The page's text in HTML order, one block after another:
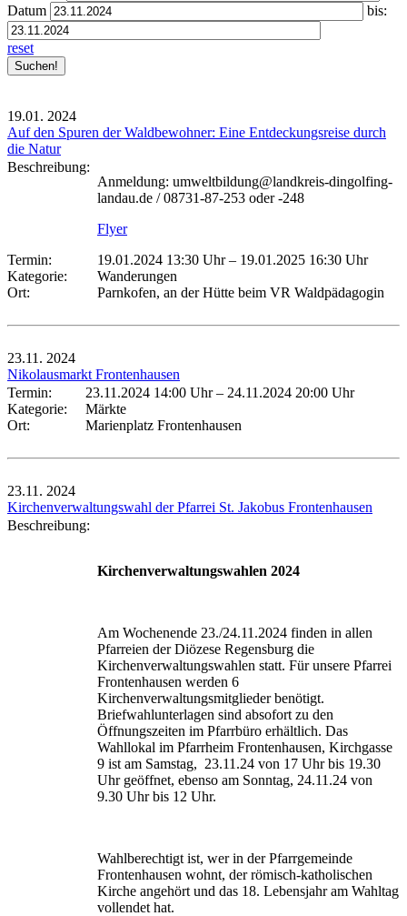
Datum
bis:
reset
19.01. 2024
Auf den Spuren der Waldbewohner: Eine Entdeckungsreise durch
die Natur
Beschreibung:
Anmeldung: umweltbildung@landkreis-dingolfing-
landau.de / 08731-87-253 oder -248
Flyer
Termin:
19.01.2024 13:30 Uhr– 19.01.2025 16:30 Uhr
Kategorie:
Wanderungen
Ort:
Parnkofen, an der Hütte beim VR Waldpädagogin
23.11. 2024
Nikolausmarkt Frontenhausen
Termin:
23.11.2024 14:00 Uhr– 24.11.2024 20:00 Uhr
Kategorie:
Märkte
Ort:
Marienplatz Frontenhausen
23.11. 2024
Kirchenverwaltungswahl der Pfarrei St. Jakobus Frontenhausen
Beschreibung:
Kirchenverwaltungswahlen 2024
Am Wochenende 23./24.11.2024 finden in allen
Pfarreien der Diözese Regensburg die
Kirchenverwaltungswahlen statt. Für unsere Pfarrei
Frontenhausen werden 6
Kirchenverwaltungsmitglieder benötigt.
Briefwahlunterlagen sind absofort zu den
Öffnungszeiten im Pfarrbüro erhältlich. Das
Wahllokal im Pfarrheim Frontenhausen, Kirchgasse
9 ist am Samstag, 23.11.24 von 17 Uhr bis 19.30
Uhr geöffnet, ebenso am Sonntag, 24.11.24 von
9.30 Uhr bis 12 Uhr.
Wahlberechtigt ist, wer in der Pfarrgemeinde
Frontenhausen wohnt, der römisch-katholischen
Kirche angehört und das 18. Lebensjahr am Wahltag
vollendet hat.